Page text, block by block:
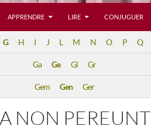
APPRENDRE LIRE CONJUGUER
G H I J L M N O P Q
Ga Ge Gl Gr
Gem Gen Ger
NON PEREUNT